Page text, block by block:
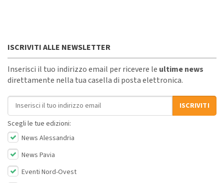
ISCRIVITI ALLE NEWSLETTER
Inserisci il tuo indirizzo email per ricevere le ultime news
direttamente nella tua casella di posta elettronica.
Indirizzo email
ISCRIVITI
Scegli le tue edizioni:
News Alessandria
News Pavia
Eventi Nord-Ovest